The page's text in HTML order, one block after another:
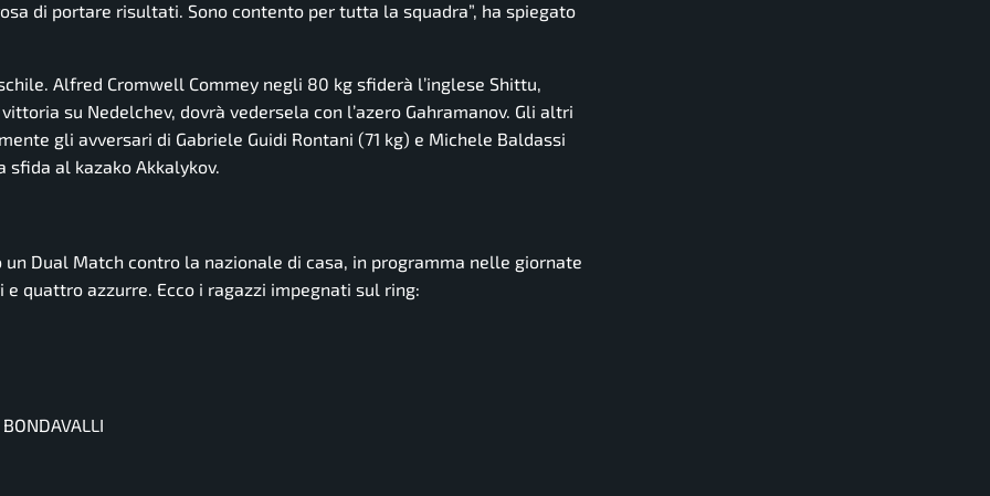
di portare risultati. Sono contento per tutta la squadra”, ha spiegato
Alfred Cromwell Commey negli 80 kg sfiderà l’inglese Shittu,
su Nedelchev, dovrà vedersela con l’azero Gahramanov. Gli altri
gli avversari di Gabriele Guidi Rontani (71 kg) e Michele Baldassi
sfida al kazako Akkalykov.
Dual Match contro la nazionale di casa, in programma nelle giornate
quattro azzurre. Ecco i ragazzi impegnati sul ring: